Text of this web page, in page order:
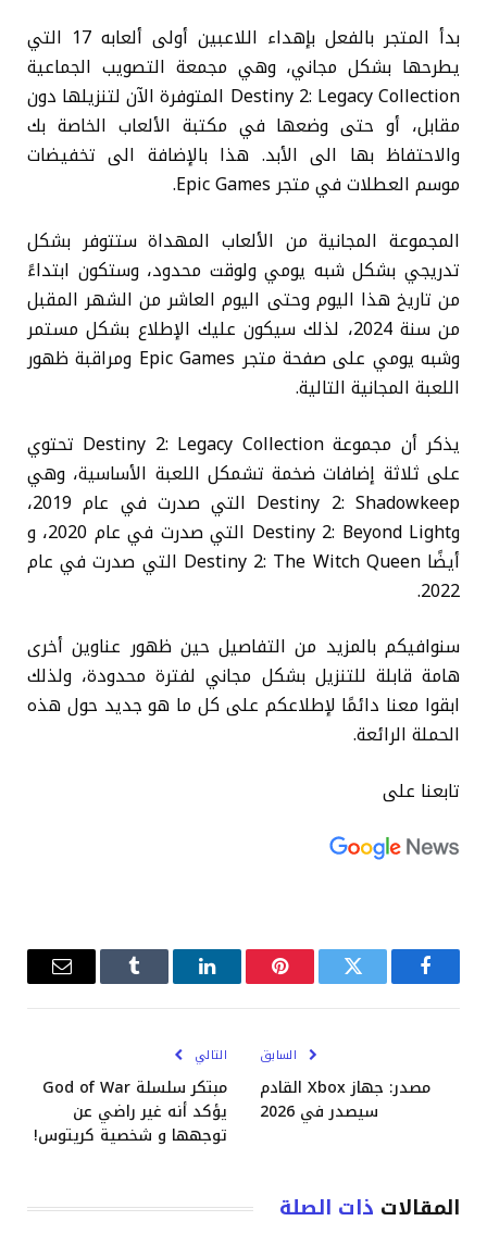
بدأ المتجر بالفعل بإهداء اللاعبين أولى ألعابه 17 التي
يطرحها بشكل مجاني، وهي مجمعة التصويب الجماعية
Destiny 2: Legacy Collection المتوفرة الآن لتنزيلها دون
مقابل، أو حتى وضعها في مكتبة الألعاب الخاصة بك
والاحتفاظ بها الى الأبد. هذا بالإضافة الى تخفيضات
موسم العطلات في متجر Epic Games.
المجموعة المجانية من الألعاب المهداة ستتوفر بشكل
تدريجي بشكل شبه يومي ولوقت محدود، وستكون ابتداءً
من تاريخ هذا اليوم وحتى اليوم العاشر من الشهر المقبل
من سنة 2024، لذلك سيكون عليك الإطلاع بشكل مستمر
وشبه يومي على صفحة متجر Epic Games ومراقبة ظهور
اللعبة المجانية التالية.
يذكر أن مجموعة Destiny 2: Legacy Collection تحتوي
على ثلاثة إضافات ضخمة تشمكل اللعبة الأساسية، وهي
Destiny 2: Shadowkeep التي صدرت في عام 2019،
وDestiny 2: Beyond Light التي صدرت في عام 2020، و
أيضًا Destiny 2: The Witch Queen التي صدرت في عام
2022.
سنوافيكم بالمزيد من التفاصيل حين ظهور عناوين أخرى
هامة قابلة للتنزيل بشكل مجاني لفترة محدودة، ولذلك
ابقوا معنا دائمًا لإطلاعكم على كل ما هو جديد حول هذه
الحملة الرائعة.
تابعنا على
فيسبوكتويتر بينتيريستلينكدإن Tumblrالبريد
السابق
مصدر: جهاز Xbox القادم
سيصدر في 2026
التالي
مبتكر سلسلة God of War
يؤكد أنه غير راضي عن
توجهها و شخصية كريتوس!
المقالات ذات الصلة